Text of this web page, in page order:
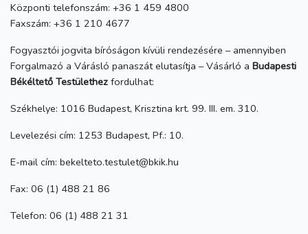
Központi telefonszám: +36 1 459 4800
Faxszám: +36 1 210 4677
Fogyasztói jogvita bíróságon kívüli rendezésére – amennyiben
Forgalmazó a Várásló panaszát elutasítja – Vásárló a Budapesti
Békéltető Testülethez fordulhat:
Székhelye: 1016 Budapest, Krisztina krt. 99. III. em. 310.
Levelezési cím: 1253 Budapest, Pf.: 10.
E-mail cím: bekelteto.testulet@bkik.hu
Fax: 06 (1) 488 21 86
Telefon: 06 (1) 488 21 31